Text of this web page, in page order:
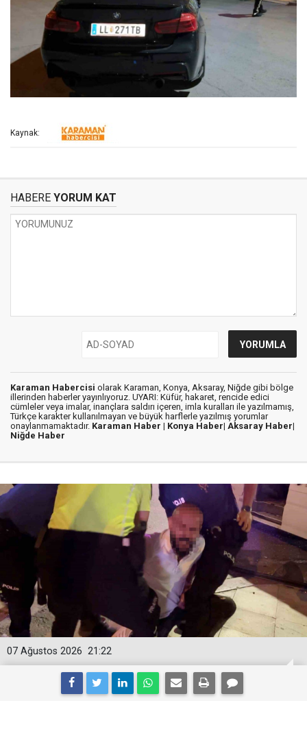
Kaynak:
HABERE YORUM KAT
Karaman Habercisi olarak Karaman, Konya, Aksaray, Niğde gibi bölge
illerinden haberler yayınlıyoruz. UYARI: Küfür, hakaret, rencide edici
cümleler veya imalar, inançlara saldırı içeren, imla kuralları ile yazılmamış,
Türkçe karakter kullanılmayan ve büyük harflerle yazılmış yorumlar
onaylanmamaktadır. Karaman Haber | Konya Haber| Aksaray Haber|
Niğde Haber
21:22
07 Ağustos 2026